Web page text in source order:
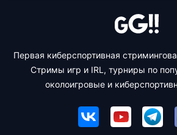
Первая киберспортивная
Стримы игр и IRL, турниры по
околоигровые и